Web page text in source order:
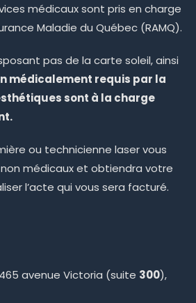
médicaux sont pris en charge
Maladie du Québec (RAMQ).
pas de la carte soleil, ainsi
médicalement requis par la
sont à la charge
ou technicienne laser vous
médicaux et obtiendra votre
l’acte qui vous sera facturé.
avenue Victoria (suite 300),